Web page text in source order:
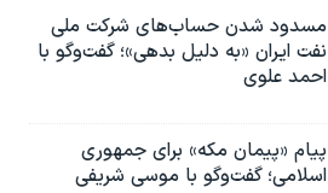
مسدود شدن حساب‌های شرکت ملی
نفت ایران «به دلیل بدهی»؛ گفت‌و‌گو با
احمد علوی
پیام «پیمان مکه» برای جمهوری
اسلامی؛ گفت‌وگو با موسی شریفی